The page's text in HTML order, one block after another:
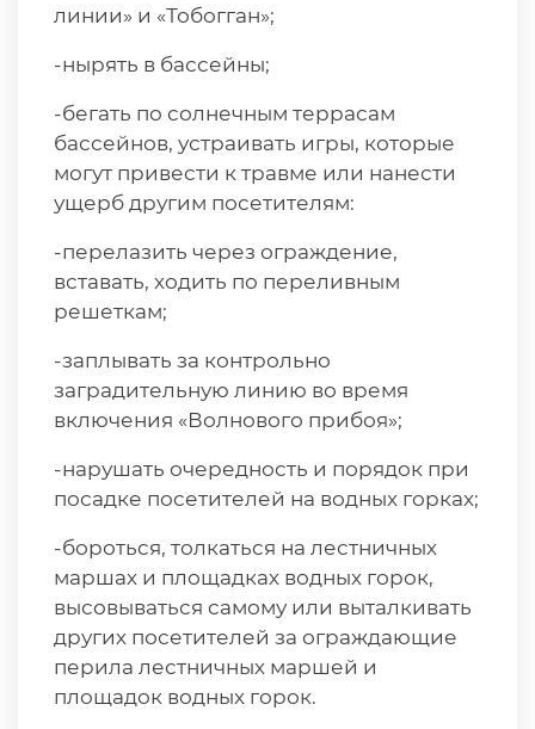
линии» и «Тобогган»;
-нырять в бассейны;
-бегать по солнечным террасам
бассейнов, устраивать игры, которые
могут привести к травме или нанести
ущерб другим посетителям:
-перелазить через ограждение,
вставать, ходить по переливным
решеткам;
-заплывать за контрольно
заградительную линию во время
включения «Волнового прибоя»;
-нарушать очередность и порядок при
посадке посетителей на водных горках;
-бороться, толкаться на лестничных
маршах и площадках водных горок,
высовываться самому или выталкивать
других посетителей за ограждающие
перила лестничных маршей и
площадок водных горок.